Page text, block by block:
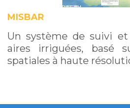
MISBAR
Un système de suivi
aires irriguées, basé
spatiales à haute